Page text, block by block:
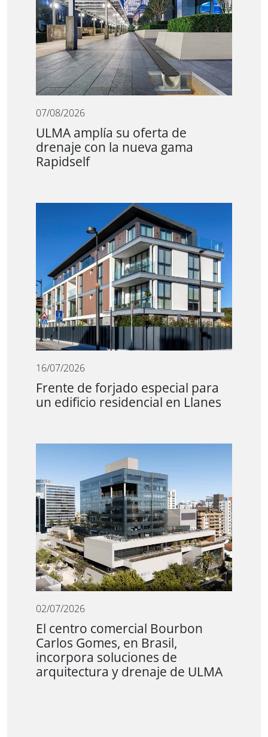
07/08/2026
ULMA amplía su oferta de
drenaje con la nueva gama
Rapidself
16/07/2026
Frente de forjado especial para
un edificio residencial en Llanes
02/07/2026
El centro comercial Bourbon
Carlos Gomes, en Brasil,
incorpora soluciones de
arquitectura y drenaje de ULMA